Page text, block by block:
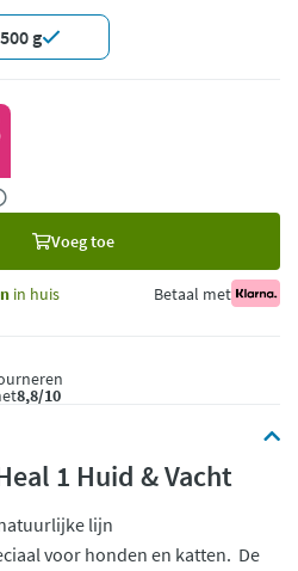
500 g
Voeg toe
in huis Betaal met
8,8/10
1 Huid & Vacht
lijn
voor honden en katten. De